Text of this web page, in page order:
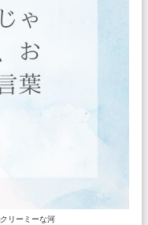
クリーミーな河